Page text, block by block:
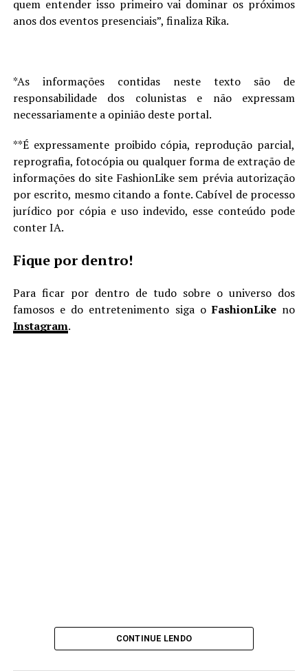
quem entender isso primeiro vai dominar os próximos
anos dos eventos presenciais”, finaliza Rika.
*As informações contidas neste texto são de
responsabilidade dos colunistas e não expressam
necessariamente a opinião deste portal.
**É expressamente proibido cópia, reprodução parcial,
reprografia, fotocópia ou qualquer forma de extração de
informações do site FashionLike sem prévia autorização
por escrito, mesmo citando a fonte. Cabível de processo
jurídico por cópia e uso indevido, esse conteúdo pode
conter IA.
Fique por dentro!
Para ficar por dentro de tudo sobre o universo dos
famosos e do entretenimento siga oFashionLike no
Instagram.
CONTINUE LENDO